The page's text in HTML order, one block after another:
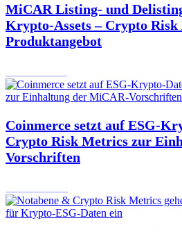
MiCAR Listing- und
Krypto-Assets – Crypto
Produktangebot
Coinmerce setzt auf ESG-
Crypto Risk Metrics zur
Vorschriften